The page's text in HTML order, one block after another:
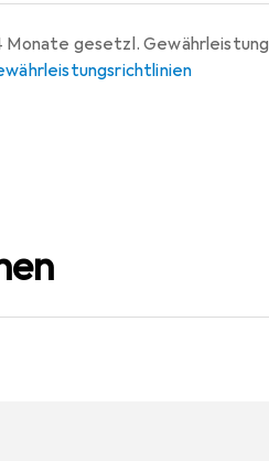
Monate gesetzl. Gewährleistung